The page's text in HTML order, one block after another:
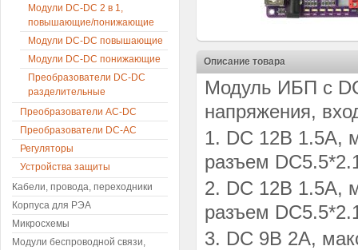
Описание товара
Модуль ИБП с
напряжения,
1. DC 12В 1.5А,
разъем
2. DC 12В 1.5А,
разъем
3. DC 9В 2А,
Модули DC-DC 2 в 1,
повышающие/понижающие
Модули DC-DC повышающие
Модули DC-DC понижающие
Преобразователи DC-DC
разделительные
Преобразователи AC-DC
Преобразователи DC-AC
Регуляторы
Устройства защиты
Кабели, провода, переходники
Корпуса для РЭА
Микросхемы
Модули беспроводной связи,